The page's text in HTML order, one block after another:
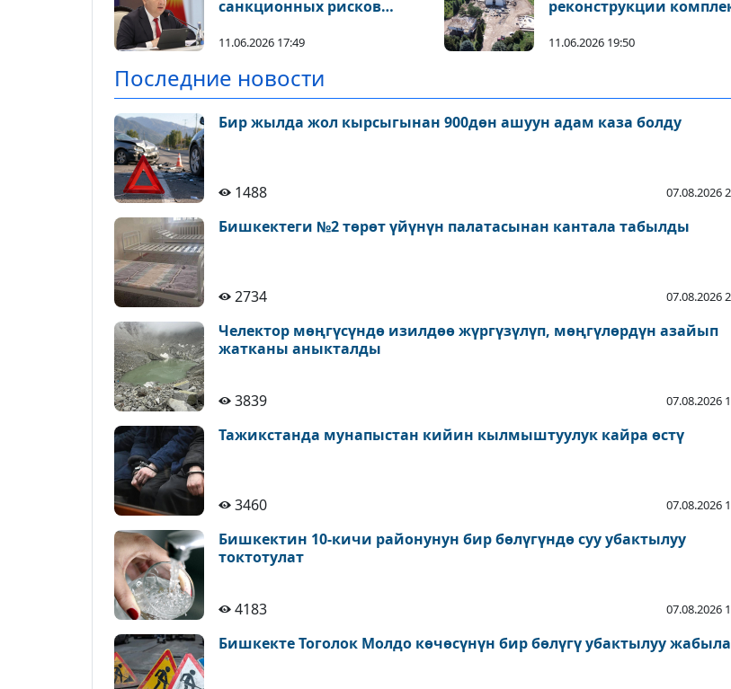
санкционных рисков
11.06.2026 17:49
реконструкции
11.06.2026 19:50
Последние новости
Бир жылда жол кырсыгынан 900дөн ашуун адам каза болду
1488 07.08.2026
Бишкектеги №2 төрөт үйүнүн палатасынан кантала табылды
2734 07.08.2026
Челектор мөңгүсүндө изилдөө жүргүзүлүп, мөңгүлөрдүн азайып
жатканы аныкталды
3839 07.08.2026
Тажикстанда мунапыстан кийин кылмыштуулук кайра өстү
3460 07.08.2026
Бишкектин 10-кичи районунун бир бөлүгүндө суу убактылуу
токтотулат
4183 07.08.2026
Бишкекте Тоголок Молдо көчөсүнүн бир бөлүгү убактылуу